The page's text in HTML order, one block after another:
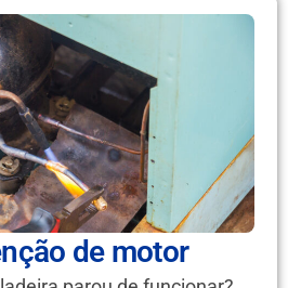
de motor